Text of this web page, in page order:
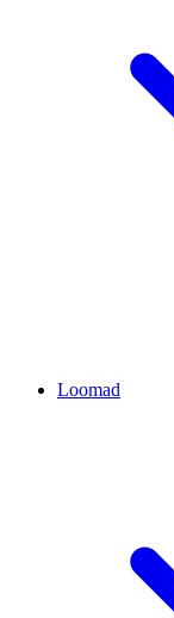
Loomad